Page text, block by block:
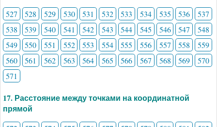
527 528 529 530 531 532 533 534 535 536
537
538
539 540 541 542 543 544 545 546 547
548
549
550 551 552 553 554 555 556 557 558
559
560
561 562 563 564 565 566 567 568 569
570
571
17. Расстояние между точками на координатной
прямой